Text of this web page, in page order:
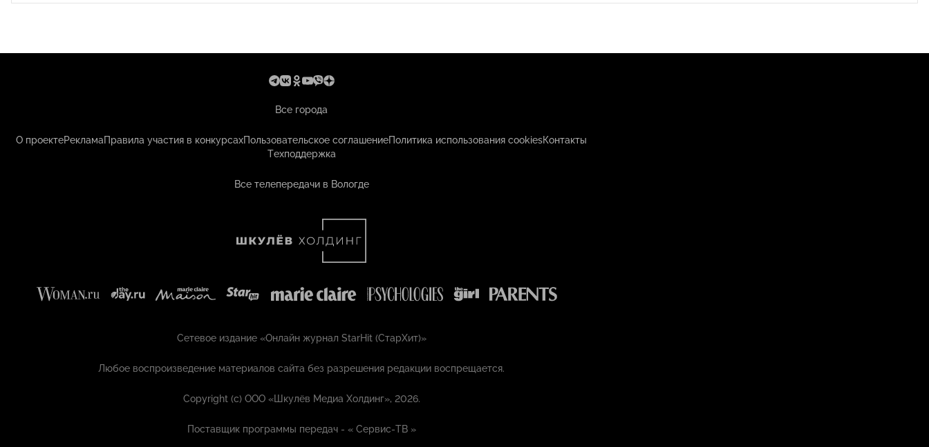
Все города
О проектеРекламаПравила участия в конкурсахПользовательское соглашениеПолитика использования cookiesКонтакты
Техподдержка
Все телепередачи в Вологде
Сетевое издание «Онлайн журнал StarHit (СтарХит)»
Любое воспроизведение материалов сайта без разрешения редакции воспрещается.
Copyright (с) ООО «Шкулёв Медиа Холдинг», 2026.
Поставщик программы передач - «Сервис-ТВ »